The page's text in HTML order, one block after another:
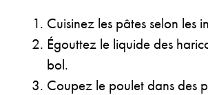
Cuisinez les pâtes selon les
Égouttez le liquide des
bol.
Coupez le poulet dans des